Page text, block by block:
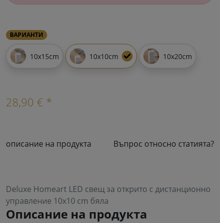
ВАРИАНТИ
10x15cm 10x10cm 10x20cm
28,90 € *
описание на продукта Въпрос относно статията?
Deluxe Homeart LED свещ за открито с дистанционно
управление 10x10 cm бяла
Описание на продукта